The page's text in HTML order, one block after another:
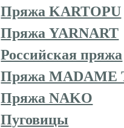
Пряжа KARTOPU
Пряжа YARNART
Российская пряжа
Пряжа MADAME
Пряжа NAKO
Пуговицы